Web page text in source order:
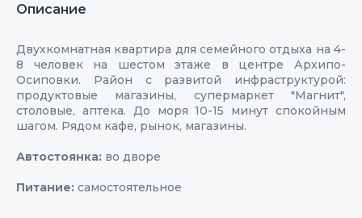
Описание
Двухкомнатная квартира для семейного отдыха на 4-
8 человек на шестом этаже в центре Архипо-
Осиповки. Район с развитой инфраструктурой:
продуктовые магазины, супермаркет "Магнит",
столовые, аптека. До моря 10-15 минут спокойным
шагом. Рядом кафе, рынок, магазины.
Автостоянка: во дворе
Питание: самостоятельное